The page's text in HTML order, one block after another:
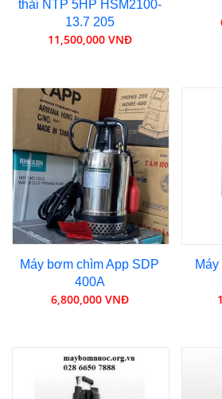
thải NTP 5HP HSM2100-
13.7 205
11,500,000 VNĐ
Máy bơm chìm App SDP
400A
6,800,000 VNĐ